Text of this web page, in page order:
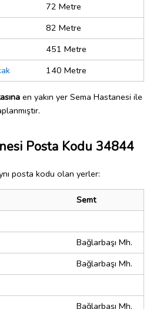
72 Metre
82 Metre
451 Metre
140 Metre
en yakın yer Sema Hastanesi ile
Posta Kodu 34844
posta kodu olan yerler:
Semt
Bağlarbaşı Mh.
Bağlarbaşı Mh.
Bağlarbaşı Mh.